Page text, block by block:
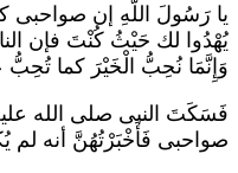
رَسُولَ اللَّهِ إن صواحبى
لك حَيْثُ كُنْتَ فإن
نُحِبُّ الْخَيْرَ كما تُحِبُّ
النبى صلى الله
فَأَخْبَرْتُهُنَّ أنه لم